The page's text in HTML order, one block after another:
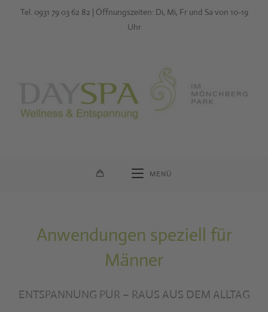
Tel. 0931 79 03 62 82 | Öffnungszeiten: Di, Mi, Fr und Sa von 10-19
Uhr
MENÜ
Anwendungen speziell für
Männer
ENTSPANNUNG PUR – RAUS AUS DEM ALLTAG